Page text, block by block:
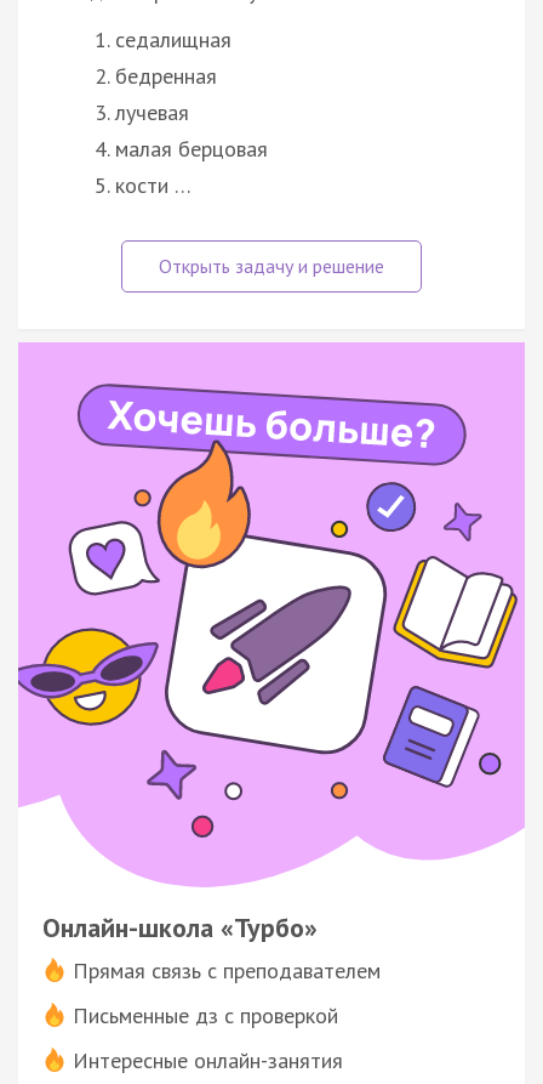
седалищная
бедренная
лучевая
малая берцовая
кости …
Онлайн-школа «Турбо»
Прямая связь с преподавателем
Письменные дз с проверкой
Интересные онлайн-занятия